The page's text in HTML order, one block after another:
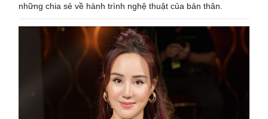
những chia sẻ về hành trình nghệ thuật của bản thân.